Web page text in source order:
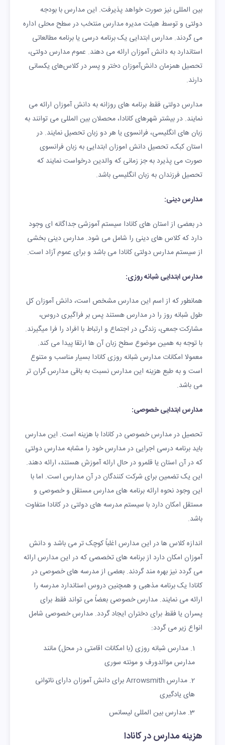
بین المللی نیز صورت خواهد پذیرفت. این مدارس با بودجه
دولتی و توسط هیئت مدیره مدارس منتخب در سطح محلی اداره
می گردند. مدارس ابتدایی یک برنامه درسی یا برنامه مطالعاتی
استاندارد به دانش آموزان ارائه می دهند. عموم مدارس دولتی،
تحصیل همزمان دانش‌آموزان دختر و پسر در کلاس‌های یکسانی
دارند.
مدارس دولتی فقط برنامه های روزانه به دانش آموزان ارائه می
نمایند. در بیشتر شهرهای کانادا، محصلان بین المللی می توانند به
زبان های انگلیسی، فرانسوی یا هر دو زبان تحصیل نمایند. در
استان کبک، تحصیل دانش اموزان ابتدایی به زبان فرانسوی
صورت می پذیرد به جز زمانی که والدین درخواست نمایند که
تحصیل فرزندان به زبان انگلیسی باشد.
مدارس دینی:
در بعضی از استان های کانادا سیستم آموزشی جداگانه ای وجود
دارد که کلاس های دینی را شامل می شود. مدارس دینی بخشی
از سیستم مدارس دولتی کانادا می باشد و برای عموم آزاد است.
مدارس ابتدایی شبانه روزی:
همانطور که از اسم این مدارس مشخص است، دانش آموزان کل
طول شبانه روز را در مدارس هستند پس بر فراگیری دروس،
مشارکت جمعی، زندگی در اجتماع و ارتباط با افراد را فرا میگیرند.
با توجه به همین موضوع سطح زبان آن ها ارتقا پیدا می کند.
معمولا امکانات مدارس شبانه روزی کانادا بسیار مناسب و متنوع
است و به طبع هزینه این مدارس نسبت به باقی مدارس گران تر
می باشد.
مدارس ابتدایی خصوصی:
تحصیل در مدارس خصوصی در کانادا با هزینه است. این مدارس
باید برنامه درسی اجرایی در مدارس خود را مشابه مدارس دولتی
که در آن استان یا قلمرو در حال ارائه آموزش هستند، ارائه دهند.
این یک تضمین برای شرکت کنندگان در آن مدارس است. اما با
این وجود نحوه ارائه برنامه های مدارس مستقل و خصوصی و
مستقل امکان دارد با سیستم مدرسه های دولتی در کانادا متفاوت
باشد.
اندازه کلاس ها در این مدارس اغلباً کوچک تر می باشد و دانش
آموزان امکان دارد از برنامه های تخصصی که در این مدارس ارائه
می گردد نیز بهره مند گردند. بعضی از مدرسه های خصوصی در
کانادا یک برنامه مذهبی و همچنین دروس استاندارد مدرسه را
ارائه می نمایند. مدارس خصوصی بعضاً می تواند فقط برای
پسران یا فقط برای دختران ایجاد گردد. مدارس خصوصی شامل
انواع زیر می گردد:
مدارس شبانه روزی (با امکانات اقامتی در محل) مانند
مدارس موالدورف و مونته سوری
مدارس Arrowsmith برای دانش آموزان دارای ناتوانی
های یادگیری
مدارس بین المللی لیسانس
هزینه مدارس در کانادا